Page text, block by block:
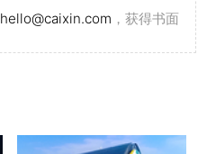
hello@caixin.com ，获得书面